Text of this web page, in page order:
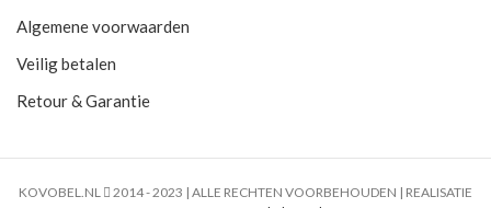
Algemene voorwaarden
Veilig betalen
Retour & Garantie
KOVOBEL.NL
2014 - 2023 | ALLE RECHTEN VOORBEHOUDEN | REALISATIE